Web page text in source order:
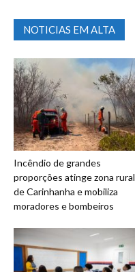
NOTICIAS EM ALTA
Incêndio de grandes
proporções atinge zona rural
de Carinhanha e mobiliza
moradores e bombeiros